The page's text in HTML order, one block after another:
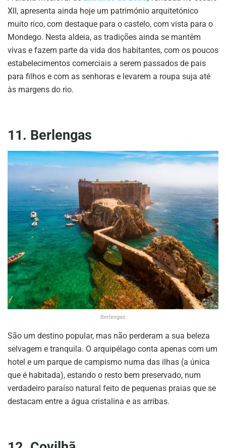
XII, apresenta ainda hoje um património arquitetónico
muito rico, com destaque para o castelo, com vista para o
Mondego. Nesta aldeia, as tradições ainda se mantêm
vivas e fazem parte da vida dos habitantes, com os poucos
estabelecimentos comerciais a serem passados de pais
para filhos e com as senhoras e levarem a roupa suja até
às margens do rio.
11. Berlengas
Berlengas
São um destino popular, mas não perderam a sua beleza
selvagem e tranquila. O arquipélago conta apenas com um
hotel e um parque de campismo numa das ilhas (a única
que é habitada), estando o resto bem preservado, num
verdadeiro paraíso natural feito de pequenas praias que se
destacam entre a água cristalina e as arribas.